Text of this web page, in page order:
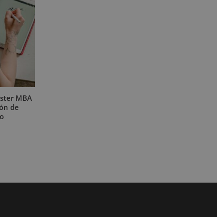
MBA
de